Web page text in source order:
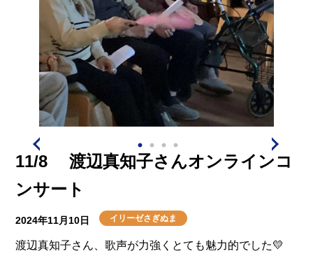
11/8 渡辺真知子さんオンラインコ
ンサート
2024年11月10日 イリーゼさぎぬま
渡辺真知子さん、歌声が力強くとても魅力的でした💛